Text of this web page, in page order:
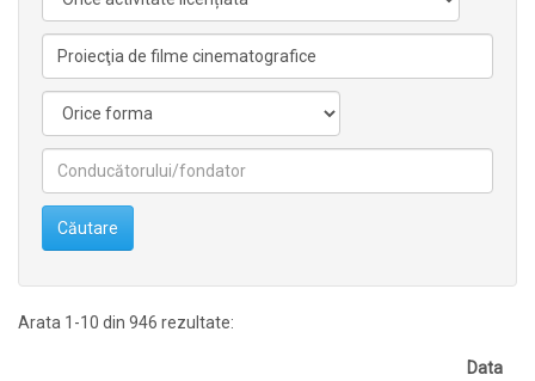
licentiata
nelicentiata
Căutare
Arata 1-10 din 946 rezultate:
Data